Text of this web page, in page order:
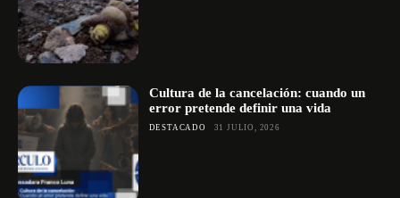
Cultura de la cancelación: cuando un
error pretende definir una vida
DESTACADO 31 JULIO, 2026